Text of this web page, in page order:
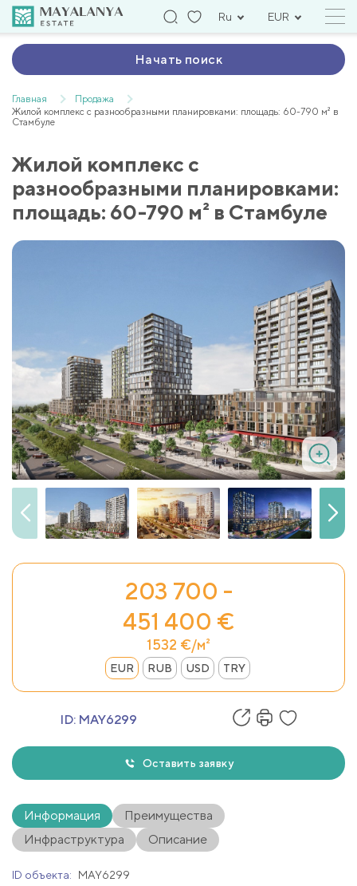
Ru EUR
Начать поиск
Главная
Продажа
Жилой комплекс с разнообразными планировками: площадь: 60-790 м² в
Стамбуле
Жилой комплекс с
разнообразными планировками:
площадь: 60-790 м² в Стамбуле
203 700 -
451 400 €
1532 €/м²
EUR RUB USD TRY
ID: MAY6299
Оставить заявку
Информация
Преимущества
Инфраструктура
Описание
ID объекта:
MAY6299